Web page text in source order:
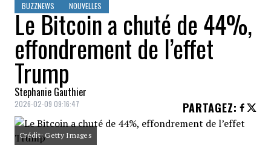
BUZZNEWS NOUVELLES
Le Bitcoin a chuté de 44%,
effondrement de l’effet
Trump
Stephanie Gauthier
2026-02-09 09:16:47 PARTAGEZ:
Crédit: Getty Images